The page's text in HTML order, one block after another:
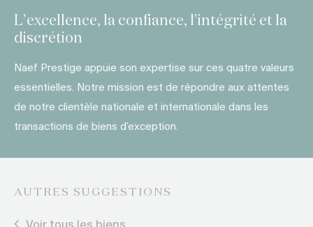
L'excellence, la confiance, l'intégrité et la
discrétion
Naef Prestige appuie son expertise sur ces quatre valeurs
essentielles. Notre mission est de répondre aux attentes
de notre clientèle nationale et internationale dans les
transactions de biens d’exception.
AUTRES SUGGESTIONS